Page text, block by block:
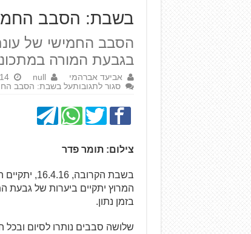
בשבת: הסבב
בגבעת המורה
אביעד אברהמי null 14 באפריל 2016
סגור לתגובותעל בשבת: הסבב
צילום: תומר פדר
המרוץ יתקיים ביערות של גבעת
בזמן נתון.
שלושה סבבים נותרו לסיום ובכל